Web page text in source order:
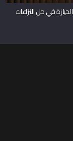
في حل النزاعات